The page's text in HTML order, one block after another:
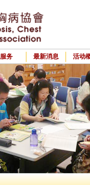
服务 最新消息 活动